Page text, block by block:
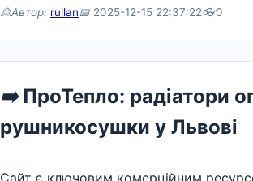
🙎Автор: rullan📅 2025-12-15 22:37:22👓0
➡️ПроТепло: радіатори
рушникосушки у Львові